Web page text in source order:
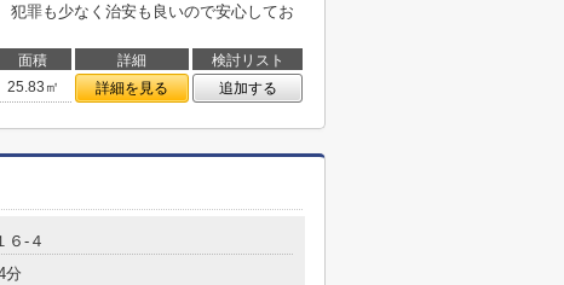
犯罪も少なく治安も良いので安心してお
面積 詳細
検討リスト
25.83㎡ 詳細を見る 追加する
６-４
分